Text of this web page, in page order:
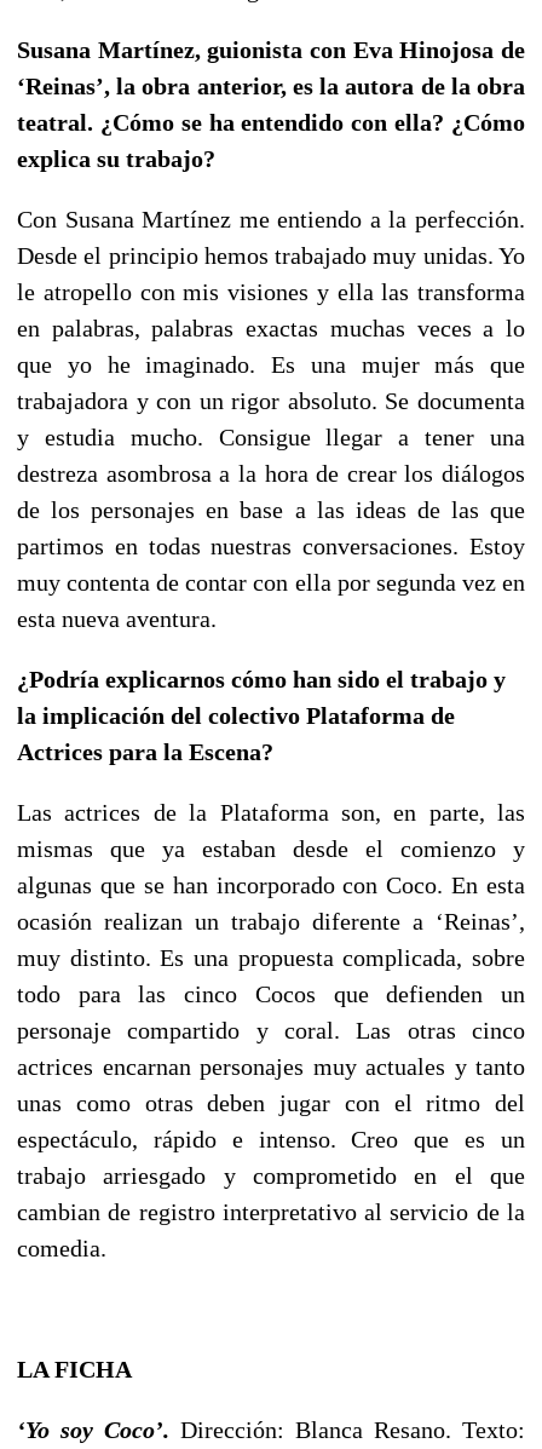
Susana Martínez, guionista con Eva Hinojosa de
‘Reinas’, la obra anterior, es la autora de la obra
teatral. ¿Cómo se ha entendido con ella? ¿Cómo
explica su trabajo?
Con Susana Martínez me entiendo a la perfección.
Desde el principio hemos trabajado muy unidas. Yo
le atropello con mis visiones y ella las transforma
en palabras, palabras exactas muchas veces a lo
que yo he imaginado. Es una mujer más que
trabajadora y con un rigor absoluto. Se documenta
y estudia mucho. Consigue llegar a tener una
destreza asombrosa a la hora de crear los diálogos
de los personajes en base a las ideas de las que
partimos en todas nuestras conversaciones. Estoy
muy contenta de contar con ella por segunda vez en
esta nueva aventura.
¿Podría explicarnos cómo han sido el trabajo y
la implicación del colectivo Plataforma de
Actrices para la Escena?
Las actrices de la Plataforma son, en parte, las
mismas que ya estaban desde el comienzo y
algunas que se han incorporado con Coco. En esta
ocasión realizan un trabajo diferente a ‘Reinas’,
muy distinto. Es una propuesta complicada, sobre
todo para las cinco Cocos que defienden un
personaje compartido y coral. Las otras cinco
actrices encarnan personajes muy actuales y tanto
unas como otras deben jugar con el ritmo del
espectáculo, rápido e intenso. Creo que es un
trabajo arriesgado y comprometido en el que
cambian de registro interpretativo al servicio de la
comedia.
LA FICHA
‘Yo soy Coco’. Dirección: Blanca Resano. Texto: